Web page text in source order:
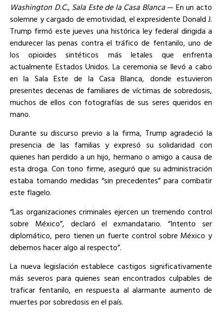
Washington D.C., Sala Este de la Casa Blanca— En un acto
solemne y cargado de emotividad, el expresidente Donald J.
Trump firmó este jueves una histórica ley federal dirigida a
endurecer las penas contra el tráfico de fentanilo, uno de
los opioides sintéticos más letales que enfrenta
actualmente Estados Unidos. La ceremonia se llevó a cabo
en la Sala Este de la Casa Blanca, donde estuvieron
presentes decenas de familiares de víctimas de sobredosis,
muchos de ellos con fotografías de sus seres queridos en
mano.
Durante su discurso previo a la firma, Trump agradeció la
presencia de las familias y expresó su solidaridad con
quienes han perdido a un hijo, hermano o amigo a causa de
esta droga. Con tono firme, aseguró que su administración
estaba tomando medidas “sin precedentes” para combatir
este flagelo.
“Las organizaciones criminales ejercen un tremendo control
sobre México”, declaró el exmandatario. “Intento ser
diplomático, pero tienen un fuerte control sobre México y
debemos hacer algo al respecto”.
La nueva legislación establece castigos significativamente
más severos para quienes sean encontrados culpables de
traficar fentanilo, en respuesta al alarmante aumento de
muertes por sobredosis en el país.